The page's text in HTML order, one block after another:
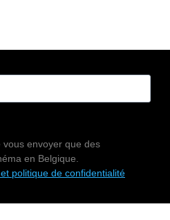
envoyer que des
en Belgique.
politique de confidentialité